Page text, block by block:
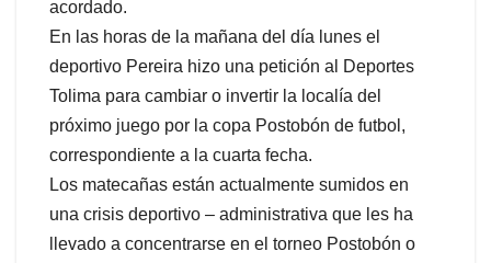
acordado.
En las horas de la mañana del día lunes el
deportivo Pereira hizo una petición al Deportes
Tolima para cambiar o invertir la localía del
próximo juego por la copa Postobón de futbol,
correspondiente a la cuarta fecha.
Los matecañas están actualmente sumidos en
una crisis deportivo – administrativa que les ha
llevado a concentrarse en el torneo Postobón o